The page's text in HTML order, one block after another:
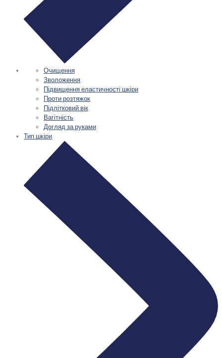
Очищення
Зволоження
Підвищення еластичності шкіри
Проти розтяжок
Підлітковий вік
Вагітність
Догляд за руками
Тип шкіри